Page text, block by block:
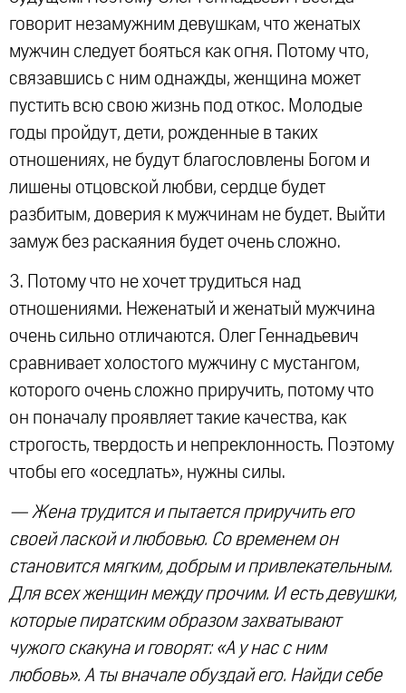
говорит незамужним девушкам, что женатых
мужчин следует бояться как огня. Потому что,
связавшись с ним однажды, женщина может
пустить всю свою жизнь под откос. Молодые
годы пройдут, дети, рожденные в таких
отношениях, не будут благословлены Богом и
лишены отцовской любви, сердце будет
разбитым, доверия к мужчинам не будет. Выйти
замуж без раскаяния будет очень сложно.
3. Потому что не хочет трудиться над
отношениями. Неженатый и женатый мужчина
очень сильно отличаются. Олег Геннадьевич
сравнивает холостого мужчину с мустангом,
которого очень сложно приручить, потому что
он поначалу проявляет такие качества, как
строгость, твердость и непреклонность. Поэтому
чтобы его «оседлать», нужны силы.
— Жена трудится и пытается приручить его
своей лаской и любовью. Со временем он
становится мягким, добрым и привлекательным.
Для всех женщин между прочим. И есть девушки,
которые пиратским образом захватывают
чужого скакуна и говорят: «А у нас с ним
любовь». А ты вначале обуздай его. Найди себе